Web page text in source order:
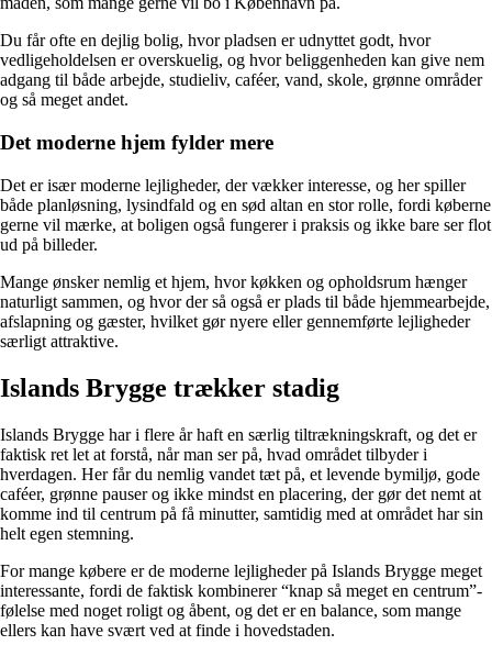
Du får ofte en dejlig bolig, hvor pladsen er udnyttet godt, hvor
vedligeholdelsen er overskuelig, og hvor beliggenheden kan give nem
adgang til både arbejde, studieliv, caféer, vand, skole, grønne områder
og så meget andet.
Det moderne hjem fylder mere
Det er især moderne lejligheder, der vækker interesse, og her spiller
både planløsning, lysindfald og en sød altan en stor rolle, fordi køberne
gerne vil mærke, at boligen også fungerer i praksis og ikke bare ser flot
ud på billeder.
Mange ønsker nemlig et hjem, hvor køkken og opholdsrum hænger
naturligt sammen, og hvor der så også er plads til både hjemmearbejde,
afslapning og gæster, hvilket gør nyere eller gennemførte lejligheder
særligt attraktive.
Islands Brygge trækker stadig
Islands Brygge har i flere år haft en særlig tiltrækningskraft, og det er
faktisk ret let at forstå, når man ser på, hvad området tilbyder i
hverdagen. Her får du nemlig vandet tæt på, et levende bymiljø, gode
caféer, grønne pauser og ikke mindst en placering, der gør det nemt at
komme ind til centrum på få minutter, samtidig med at området har sin
helt egen stemning.
For mange købere er de moderne lejligheder på Islands Brygge meget
interessante, fordi de faktisk kombinerer “knap så meget en centrum”-
følelse med noget roligt og åbent, og det er en balance, som mange
ellers kan have svært ved at finde i hovedstaden.